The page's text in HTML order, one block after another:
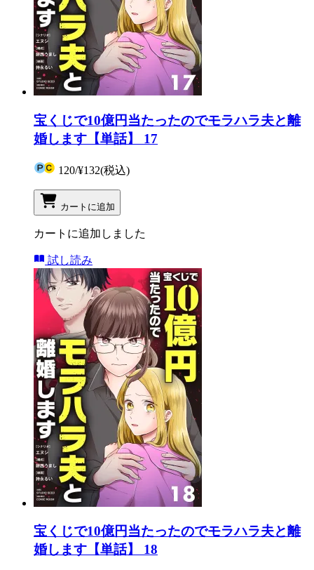
宝くじで10億円当たったのでモラハラ夫と離
婚します【単話】 17
120/¥132(税込)
カートに追加
カートに追加しました
試し読み
宝くじで10億円当たったのでモラハラ夫と離
婚します【単話】 18